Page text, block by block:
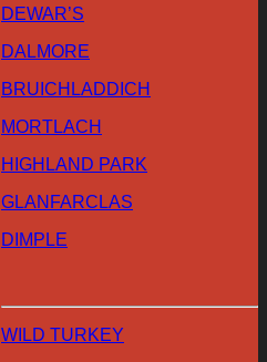
DEWAR’S
DALMORE
BRUICHLADDICH
MORTLACH
HIGHLAND PARK
GLANFARCLAS
DIMPLE
WILD TURKEY